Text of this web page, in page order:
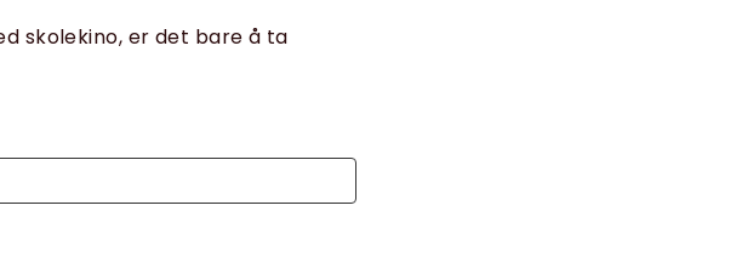
skolekino, er det bare å ta